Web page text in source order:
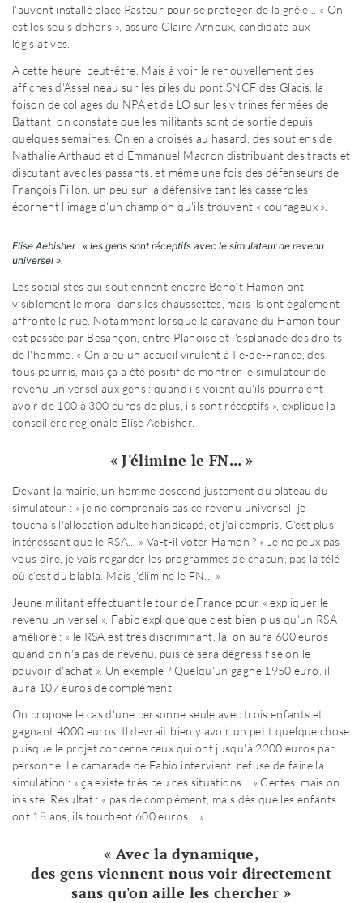
l'auvent installé place Pasteur pour se protéger de la grêle... « On
est les seuls dehors », assure Claire Arnoux, candidate aux
législatives.
A cette heure, peut-être. Mais à voir le renouvellement des
affiches d'Asselineau sur les piles du pont SNCF des Glacis, la
foison de collages du NPA et de LO sur les vitrines fermées de
Battant, on constate que les militants sont de sortie depuis
quelques semaines. On en a croisés au hasard, des soutiens de
Nathalie Arthaud et d'Emmanuel Macron distribuant des tracts et
discutant avec les passants, et même une fois des défenseurs de
François Fillon, un peu sur la défensive tant les casseroles
écornent l'image d'un champion qu'ils trouvent « courageux ».
Elise Aebisher : « les gens sont réceptifs avec le simulateur de revenu
universel ».
Les socialistes qui soutiennent encore Benoît Hamon ont
visiblement le moral dans les chaussettes, mais ils ont également
affronté la rue. Notamment lorsque la caravane du Hamon tour
est passée par Besançon, entre Planoise et l'esplanade des droits
de l'homme. « On a eu un accueil virulent à Ile-de-France, des
tous pourris, mais ça a été positif de montrer le simulateur de
revenu universel aux gens : quand ils voient qu'ils pourraient
avoir de 100 à 300 euros de plus, ils sont réceptifs », explique la
conseillère régionale Elise Aebisher.
« J'élimine le FN... »
Devant la mairie, un homme descend justement du plateau du
simulateur : « je ne comprenais pas ce revenu universel, je
touchais l'allocation adulte handicapé, et j'ai compris. C'est plus
intéressant que le RSA... » Va-t-il voter Hamon ? « Je ne peux pas
vous dire, je vais regarder les programmes de chacun, pas la télé
où c'est du blabla. Mais j'élimine le FN... »
Jeune militant effectuant le tour de France pour « expliquer le
revenu universel », Fabio explique que c'est bien plus qu'un RSA
amélioré : « le RSA est très discriminant, là, on aura 600 euros
quand on n'a pas de revenu, puis ce sera dégressif selon le
pouvoir d'achat ». Un exemple ? Quelqu'un gagne 1950 euro, il
aura 107 euros de complément.
On propose le cas d'une personne seule avec trois enfants et
gagnant 4000 euros. Il devrait bien y avoir un petit quelque chose
puisque le projet concerne ceux qui ont jusqu'à 2200 euros par
personne. Le camarade de Fabio intervient, refuse de faire la
simulation : « ça existe très peu ces situations... » Certes, mais on
insiste. Résultat : « pas de complément, mais dès que les enfants
ont 18 ans, ils touchent 600 euros... »
« Avec la dynamique,
des gens viennent nous voir directement
sans qu'on aille les chercher »